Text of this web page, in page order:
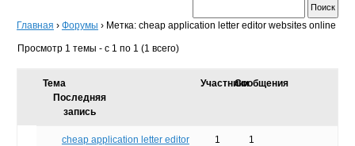
Главная › Форумы › Метка: cheap application letter editor websites online
Просмотр 1 темы - с 1 по 1 (1 всего)
Тема УчастникиСообщения
Последняя
запись
cheap application letter editor
1
1